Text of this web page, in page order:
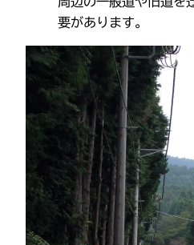
要があります。